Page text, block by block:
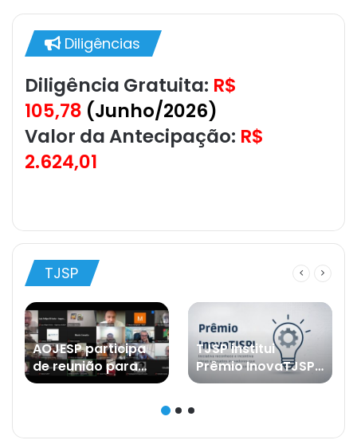
AOJESP!
Diligências
Diligência Gratuita: R$
105,78 (Junho/2026)
Valor da Antecipação: R$
2.624,01
TJSP
AOJESP participa
de reunião para
fortalecer atuação
PL nº 1.893/2026
TJSP institui
Prêmio InovaTJSP!
e abre inscrições
de novos projetos